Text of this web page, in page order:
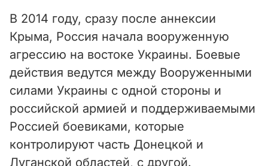
В 2014 году, сразу после аннексии
Крыма, Россия начала вооруженную
агрессию на востоке Украины. Боевые
действия ведутся между Вооруженными
силами Украины с одной стороны и
российской армией и поддерживаемыми
Россией боевиками, которые
контролируют часть Донецкой и
Луганской областей, с другой.